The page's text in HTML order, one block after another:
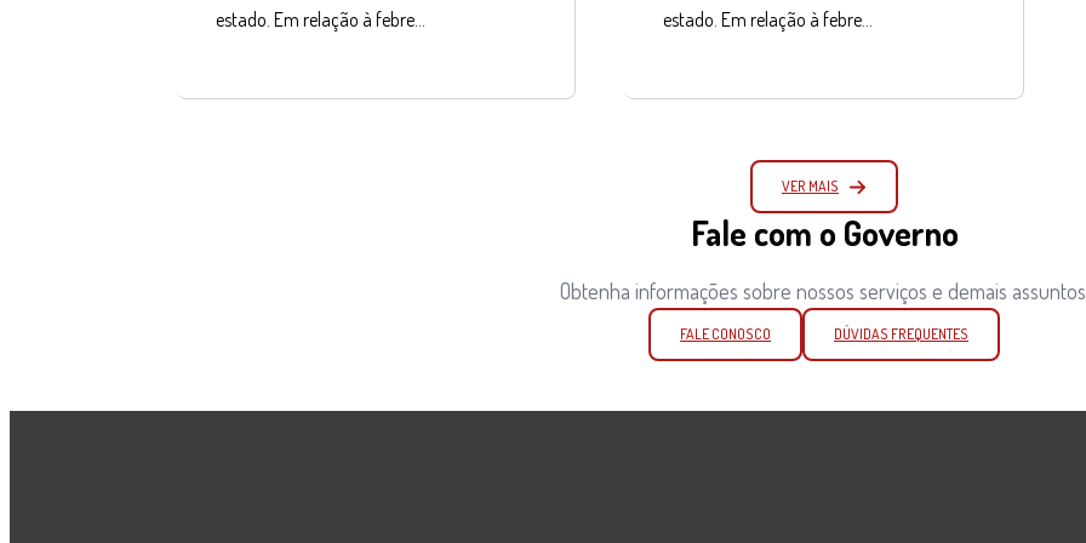
estado. Em relação à febre… estado. Em relação à febre…
VER MAIS
Fale com o Governo
Obtenha informações sobre nossos serviços e demais
FALE CONOSCO DÚVIDAS FREQUENTES